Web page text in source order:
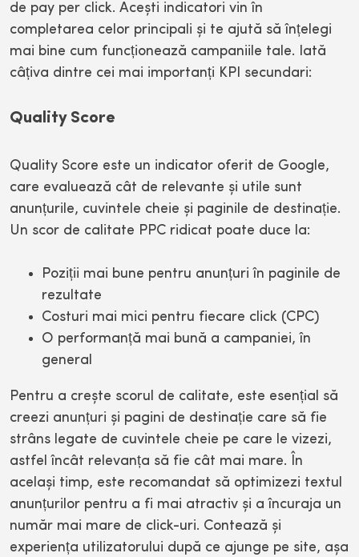
de pay per click. Acești indicatori vin în
completarea celor principali și te ajută să înțelegi
mai bine cum funcționează campaniile tale. Iată
câțiva dintre cei mai importanți KPI secundari:
Quality Score
Quality Score este un indicator oferit de Google,
care evaluează cât de relevante și utile sunt
anunțurile, cuvintele cheie și paginile de destinație.
Un scor de calitate PPC ridicat poate duce la:
Poziții mai bune pentru anunțuri în paginile de
rezultate
Costuri mai mici pentru fiecare click (CPC)
O performanță mai bună a campaniei, în
general
Pentru a crește scorul de calitate, este esențial să
creezi anunțuri și pagini de destinație care să fie
strâns legate de cuvintele cheie pe care le vizezi,
astfel încât relevanța să fie cât mai mare. În
același timp, este recomandat să optimizezi textul
anunțurilor pentru a fi mai atractiv și a încuraja un
număr mai mare de click-uri. Contează și
experiența utilizatorului după ce ajunge pe site, așa